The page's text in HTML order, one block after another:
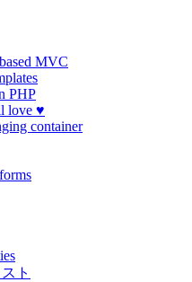
か？
て編集)
報告する
MVC
PHP
love ♥
container
ト